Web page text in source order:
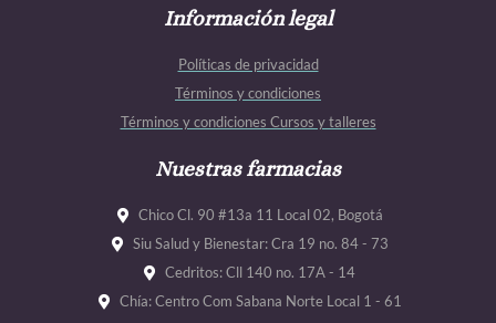
e
k
t
g
r
a
m
t
b
e
Información legal
Políticas de privacidad
Términos y condiciones
Términos y condiciones Cursos y talleres
Nuestras farmacias
Chico Cl. 90 #13a 11 Local 02, Bogotá
Siu Salud y Bienestar: Cra 19 no. 84 - 73
Cedritos: Cll 140 no. 17A - 14
Chía: Centro Com Sabana Norte Local 1 - 61